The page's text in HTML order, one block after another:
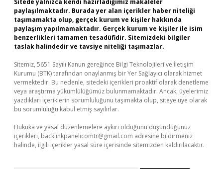
Sitede yalnızca kendi hazırladığımız makaleler
paylaşılmaktadır. Burada yer alan içerikler haber niteliği
taşımamakta olup, gerçek kurum ve kişiler hakkında
paylaşım yapılmamaktadır. Gerçek kurum ve kişiler ile isim
benzerlikleri tamamen tesadüfidir. Sitemizdeki bilgiler
taslak halindedir ve tavsiye niteliği taşımazlar.
Sitemiz, 5651 Sayılı Kanun gereğince Bilgi Teknolojileri ve İletişim
Kurumu (BTK) tarafından onaylanmış bir Yer Sağlayıcı olarak hizmet
vermektedir. Bu nedenle, sitedeki içerikleri proaktif olarak denetleme
veya araştırma yükümlülüğümüz bulunmamaktadır. Ancak, üyelerimiz
yazdıkları içeriklerin sorumluluğunu taşımakta olup, siteye üye olarak
bu sorumluluğu kabul etmiş sayılırlar.
Hukuka ve yasal düzenlemelere aykırı olduğunu düşündüğünüz
içerikleri, backlinkpanelicomtr@gmail.com adresine bildirmeniz
halinde, ilgili içerikler yasal süre içerisinde sitemizden kaldırılacaktır.